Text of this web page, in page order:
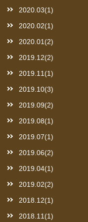
2020.03(1)
2020.02(1)
2020.01(2)
2019.12(2)
2019.11(1)
2019.10(3)
2019.09(2)
2019.08(1)
2019.07(1)
2019.06(2)
2019.04(1)
2019.02(2)
2018.12(1)
2018.11(1)